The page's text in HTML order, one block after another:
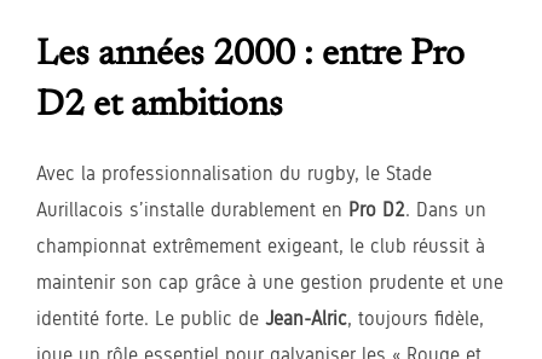
Les années 2000 : entre Pro
D2 et ambitions
Avec la professionnalisation du rugby, le Stade
Aurillacois s’installe durablement en Pro D2. Dans un
championnat extrêmement exigeant, le club réussit à
maintenir son cap grâce à une gestion prudente et une
identité forte. Le public de Jean-Alric, toujours fidèle,